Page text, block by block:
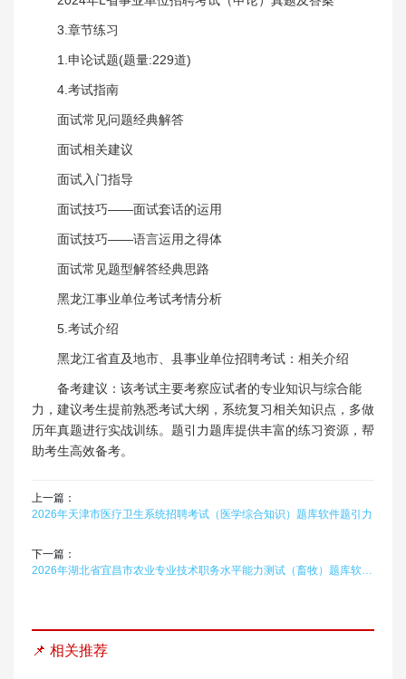
3.章节练习
1.申论试题(题量:229道)
4.考试指南
面试常见问题经典解答
面试相关建议
面试入门指导
面试技巧——面试套话的运用
面试技巧——语言运用之得体
面试常见题型解答经典思路
黑龙江事业单位考试考情分析
5.考试介绍
黑龙江省直及地市、县事业单位招聘考试：相关介绍
备考建议：该考试主要考察应试者的专业知识与综合能
力，建议考生提前熟悉考试大纲，系统复习相关知识点，多做
历年真题进行实战训练。题引力题库提供丰富的练习资源，帮
助考生高效备考。
上一篇：
2026年天津市医疗卫生系统招聘考试（医学综合知识）题库软件题引力
下一篇：
📌 相关推荐